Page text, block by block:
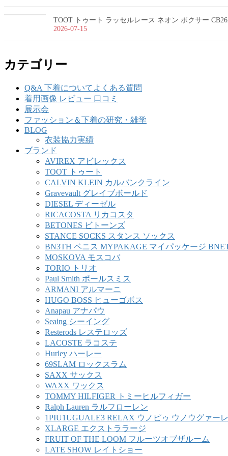
TOOT トゥート ラッセルレース ネオン ボクサー
2026-07-15
カテゴリー
Q&A 下着についてよくある質問
着用画像 レビュー 口コミ
展示会
ファッション＆下着の研究・雑学
BLOG
衣装協力実績
ブランド
AVIREX アビレックス
TOOT トゥート
CALVIN KLEIN カルバンクライン
Gravevault グレイブボールド
DIESEL ディーゼル
RICACOSTA リカコスタ
BETONES ビトーンズ
STANCE SOCKS スタンス ソックス
BN3TH ベニス MYPAKAGE マイパッケージ
MOSKOVA モスコバ
TORIO トリオ
Paul Smith ポールスミス
ARMANI アルマーニ
HUGO BOSS ヒューゴボス
Anapau アナパウ
Seaing シーイング
Resterods レステロッズ
LACOSTE ラコステ
Hurley ハーレー
69SLAM ロックスラム
SAXX サックス
WAXX ワックス
TOMMY HILFIGER トミーヒルフィガー
Ralph Lauren ラルフローレン
1PIU1UGUALE3 RELAX ウノピゥ ウノウグァー
XLARGE エクストララージ
FRUIT OF THE LOOM フルーツオブザルーム
LATE SHOW レイトショー